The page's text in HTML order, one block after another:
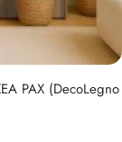
PAX (DecoLegno